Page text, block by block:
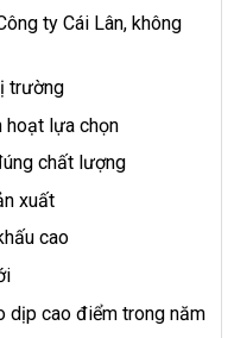
ty Cái Lân, không
trường
hoạt lựa chọn
chất lượng
xuất
cao
dịp cao điểm trong năm